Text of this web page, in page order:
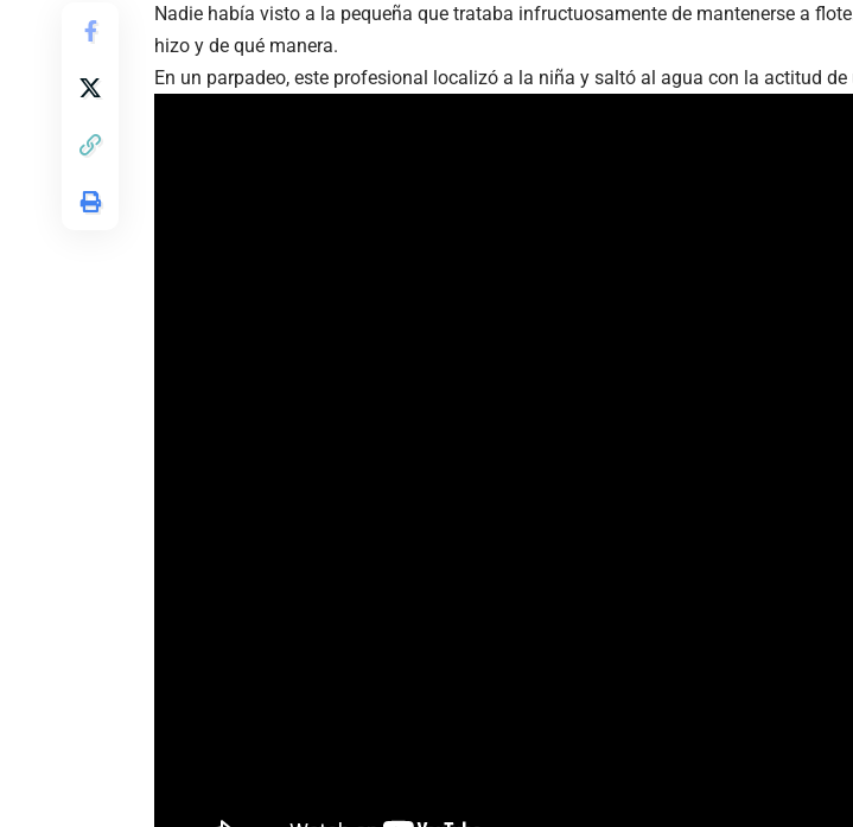
Nadie había visto a la pequeña que trataba infructuosamente de mantenerse a
hizo y de qué manera.
En un parpadeo, este profesional localizó a la niña y saltó al agua con la actitud de